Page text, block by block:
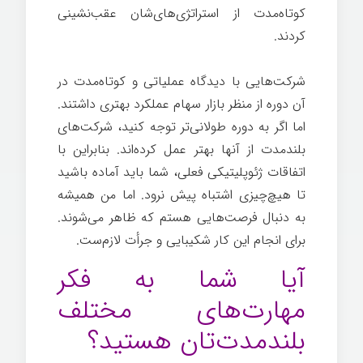
کوتاه‌مدت از استراتژی‌های‌شان عقب‌نشینی
کردند.
شرکت‌هایی با دیدگاه عملیاتی و کوتاه‌مدت در
آن دوره از منظر بازار سهام عملکرد بهتری داشتند.
اما اگر به دوره طولانی‌تر توجه کنید، شرکت‌های
بلندمدت از آنها بهتر عمل کرده‌اند. بنابراین با
اتفاقات ژئوپلیتیکی فعلی، شما باید آماده باشید
تا هیچ‌چیزی اشتباه پیش نرود. اما من همیشه
به دنبال فرصت‌هایی هستم که ظاهر می‌شوند.
برای انجام این کار شکیبایی و جرأت لازم‌ست.
آیا شما به فکر
مهارت‌های مختلف
بلندمدت‌تان هستید؟